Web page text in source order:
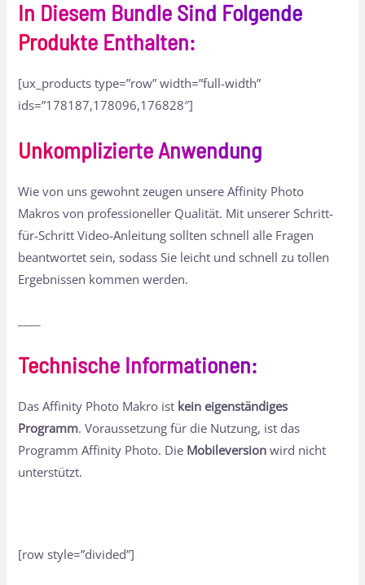
In Diesem Bundle Sind Folgende
Produkte Enthalten:
[ux_products type=”row” width=”full-width”
ids=”178187,178096,176828″]
Unkomplizierte Anwendung
Wie von uns gewohnt zeugen unsere Affinity Photo
Makros von professioneller Qualität. Mit unserer Schritt-
für-Schritt Video-Anleitung sollten schnell alle Fragen
beantwortet sein, sodass Sie leicht und schnell zu tollen
Ergebnissen kommen werden.
Technische Informationen:
Das Affinity Photo Makro ist kein eigenständiges
Programm. Voraussetzung für die Nutzung, ist das
Programm Affinity Photo. Die Mobileversion wird nicht
unterstützt.
[row style=”divided”]